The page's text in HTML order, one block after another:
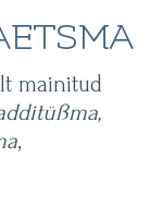
mainitud
,